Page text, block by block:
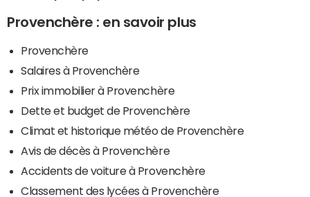
Provenchère : en savoir plus
Provenchère
Salaires à Provenchère
Prix immobilier à Provenchère
Dette et budget de Provenchère
Climat et historique météo de Provenchère
Avis de décès à Provenchère
Accidents de voiture à Provenchère
Classement des lycées à Provenchère